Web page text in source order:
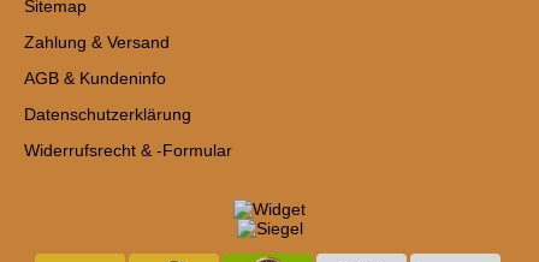
Sitemap
Zahlung & Versand
AGB & Kundeninfo
Datenschutzerklärung
Widerrufsrecht & -Formular